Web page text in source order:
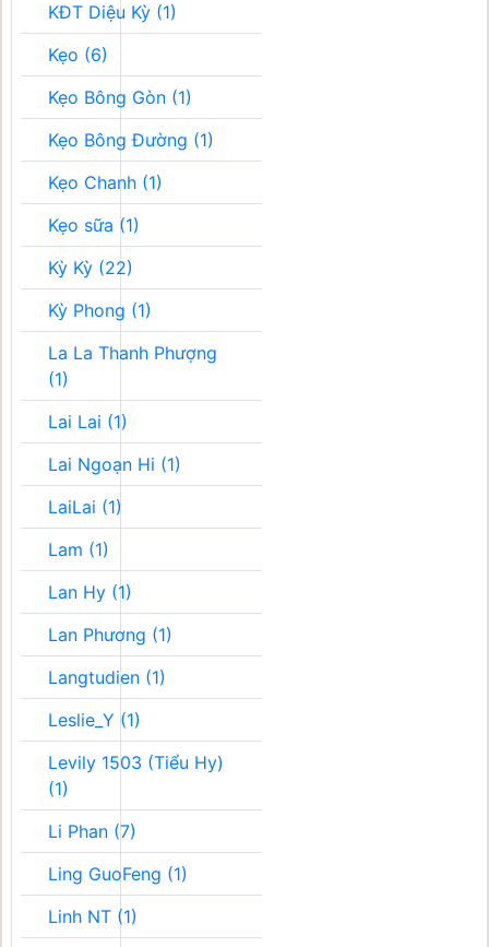
KĐT Diệu Kỳ (1)
Kẹo (6)
Kẹo Bông Gòn (1)
Kẹo Bông Đường (1)
Kẹo Chanh (1)
Kẹo sữa (1)
Kỳ Kỳ (22)
Kỳ Phong (1)
La La Thanh Phượng
(1)
Lai Lai (1)
Lai Ngoạn Hi (1)
LaiLai (1)
Lam (1)
Lan Hy (1)
Lan Phương (1)
Langtudien (1)
Leslie_Y (1)
Levily 1503 (Tiểu Hy)
(1)
Li Phan (7)
Ling GuoFeng (1)
Linh NT (1)